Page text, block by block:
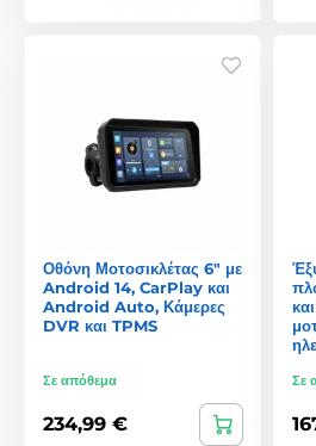
Οθόνη Μοτοσικλέτας 6" με
Android 14, CarPlay και
Android Auto, Κάμερες
DVR και TPMS
Σε απόθεμα
234,99 €
Σε